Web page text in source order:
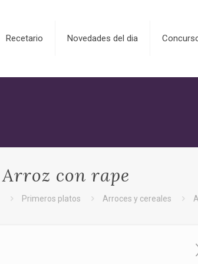
Recetario Novedades del dia
Arroz con rape
Primeros platos Arroces y cereales